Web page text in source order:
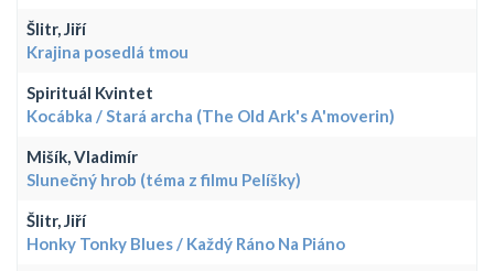
Šlitr, Jiří
Krajina posedlá tmou
Spirituál Kvintet
Kocábka / Stará archa (The Old Ark's A'moverin)
Mišík, Vladimír
Slunečný hrob (téma z filmu Pelíšky)
Šlitr, Jiří
Honky Tonky Blues / Každý Ráno Na Piáno